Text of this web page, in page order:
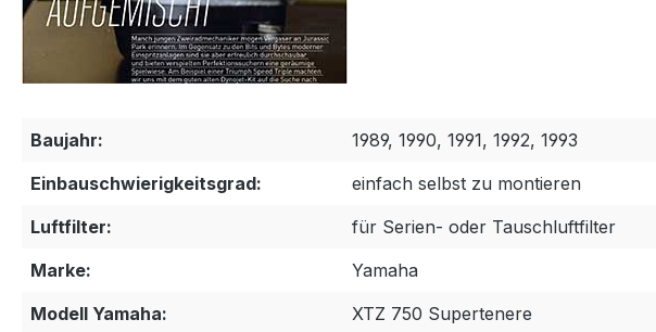
Baujahr:
1989, 1990, 1991, 1992, 1993
Einbauschwierigkeitsgrad:
einfach selbst zu montieren
Luftfilter:
für Serien- oder Tauschluftfilter
Marke:
Yamaha
Modell Yamaha:
XTZ 750 Supertenere